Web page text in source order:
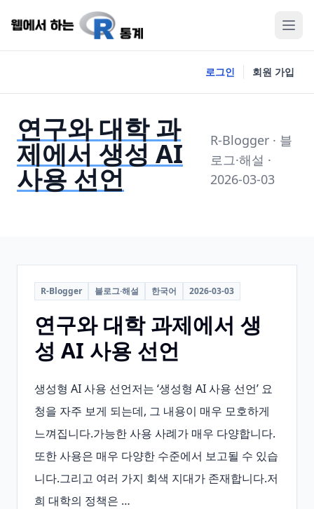
로그인 회원 가입
연구와 대학 과
제에서 생성 AI
사용 선언
R-Blogger · 블
로그·해설 ·
2026-03-03
R-Blogger 블로그·해설 한국어 2026-03-03
연구와 대학 과제에서 생
성 AI 사용 선언
생성형 AI 사용 선언저는 ‘생성형 AI 사용 선언’ 요
청을 자주 보게 되는데, 그 내용이 매우 모호하게
느껴집니다.가능한 사용 사례가 매우 다양합니다.
또한 사용은 매우 다양한 수준에서 보고될 수 있습
니다.그리고 여러 가지 회색 지대가 존재합니다.저
희 대학의 정책은 …